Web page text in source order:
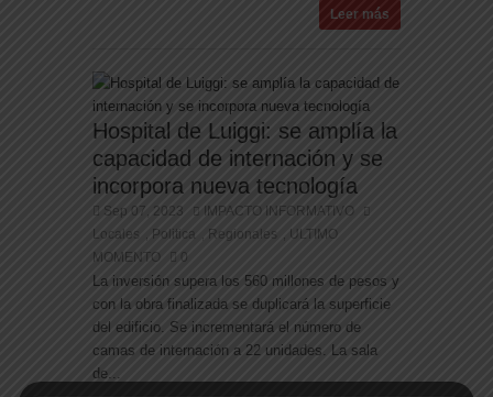
Leer más
Hospital de Luiggi: se amplía la
capacidad de internación y se
incorpora nueva tecnología
Sep 07, 2023
IMPACTO INFORMATIVO
Locales
Politica Regionales
ULTIMO
MOMENTO
0
La inversión supera los 560 millones de pesos y
con la obra finalizada se duplicará la superficie
del edificio. Se incrementará el número de
camas de internación a 22 unidades. La sala
de...